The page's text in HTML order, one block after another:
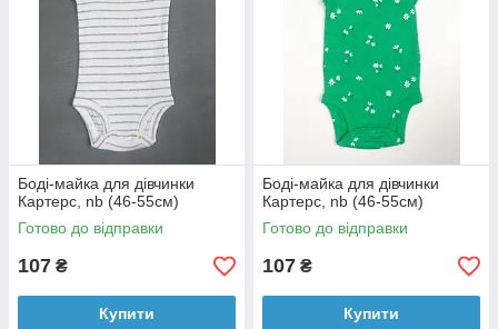
Боді-майка для дівчинки
Картерс, nb (46-55см)
Готово до відправки
107 ₴
Купити
Боді-майка для дівчинки
Картерс, nb (46-55см)
Готово до відправки
107 ₴
Купити